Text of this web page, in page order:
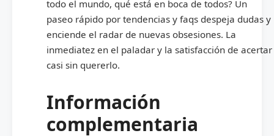
todo el mundo, qué está en boca de todos? Un
paseo rápido por tendencias y faqs despeja dudas y
enciende el radar de nuevas obsesiones. La
inmediatez en el paladar y la satisfacción de acertar
casi sin quererlo.
Información
complementaria